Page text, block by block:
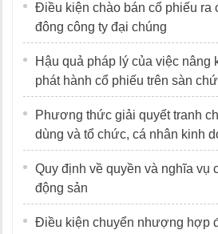
Điều kiện chào bán cổ phiếu ra
đông công ty đại chúng
Hậu quả pháp lý của việc nâng
phát hành cổ phiếu trên sàn
Phương thức giải quyết tranh
dùng và tổ chức, cá nhân kinh
Quy định về quyền và nghĩa vụ
động sản
Điều kiện chuyển nhượng hợp